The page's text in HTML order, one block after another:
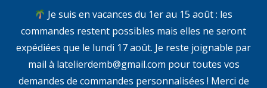
Je suis en vacances du 1er au 15 août : les
commandes restent possibles mais elles ne seront
expédiées que le lundi 17 août. Je reste joignable par
mail à latelierdemb@gmail.com pour toutes vos
demandes de commandes personnalisées ! Merci de